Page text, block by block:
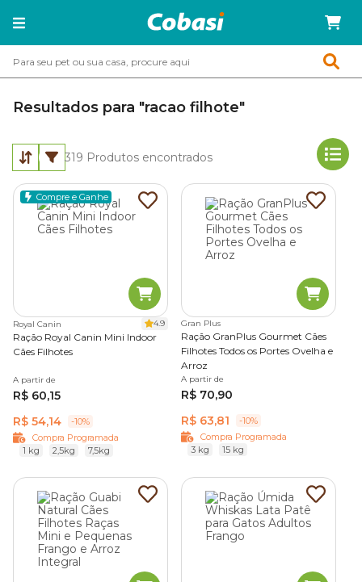
Resultados para "racao filhote"
319 Produtos encontrados
Compre e Ganhe
Royal Canin 4.9
Ração Royal Canin Mini Indoor
Cães Filhotes
A partir de
R$ 60,15
R$ 54,14
-10%
Compra Programada
1 kg
2,5kg 7,5kg
Gran Plus
Ração GranPlus Gourmet Cães
Filhotes Todos os Portes Ovelha e
Arroz
A partir de
R$ 70,90
R$ 63,81
-10%
Compra Programada
3 kg
15 kg